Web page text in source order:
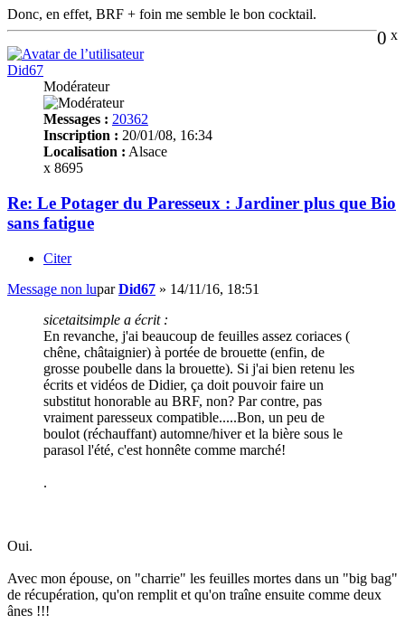
Donc, en effet, BRF + foin me semble le bon cocktail.
0 x
Did67
Modérateur
Messages : 20362
Inscription : 20/01/08, 16:34
Localisation : Alsace
x 8695
Re: Le Potager du Paresseux : Jardiner plus que Bio
sans fatigue
Citer
Message non luparDid67 » 14/11/16, 18:51
sicetaitsimple a écrit :
En revanche, j'ai beaucoup de feuilles assez coriaces (
chêne, châtaignier) à portée de brouette (enfin, de
grosse poubelle dans la brouette). Si j'ai bien retenu les
écrits et vidéos de Didier, ça doit pouvoir faire un
substitut honorable au BRF, non? Par contre, pas
vraiment paresseux compatible.....Bon, un peu de
boulot (réchauffant) automne/hiver et la bière sous le
parasol l'été, c'est honnête comme marché!
.
Oui.
Avec mon épouse, on "charrie" les feuilles mortes dans un "big bag"
de récupération, qu'on remplit et qu'on traîne ensuite comme deux
ânes !!!